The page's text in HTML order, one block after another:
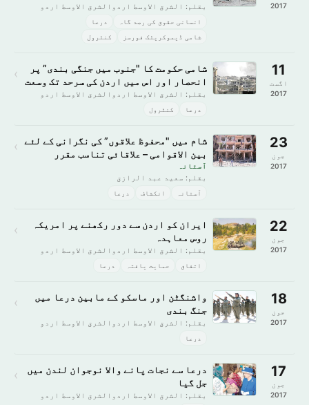
2017
بقلم: الشرق الاوسط اردوالشرق الاوسط اردو
انسانی حقوق کی رصد گاہ
درعا
شامی ڈیموکریٹک فورسز
کنٹرول
11
اگست
2017
شامی حکومت کا "جنوب میں جنگی بندی” پر
انحصار اور اس میں اردن کی سرحد تک وسعت
بقلم: الشرق الاوسط اردوالشرق الاوسط اردو
درعا کنٹرول
›
23
جون
2017
شام میں "محفوظ علاقوں” کی نگرانی کے لئے
بین الاقوامی – علاقائی تناسب مقرر
آستانہ
بقلم: سعيد عبد الرازق
آستانہ انکشاف درعا
›
22
جون
2017
ایران کو اردن سے دور رکھنے پر امریکہ
روس معاہدہ
بقلم: الشرق الاوسط اردوالشرق الاوسط اردو
اتفاق حمایت یافتہ درعا
›
18
جون
2017
واشنگٹن اور ماسکو کے مابین درعا میں
جنگ بندی
بقلم: الشرق الاوسط اردوالشرق الاوسط اردو
درعا
›
17
جون
2017
درعا سے نجات پانے والا نوجوان لندن میں
جل گیا
بقلم: الشرق الاوسط اردوالشرق الاوسط اردو
›